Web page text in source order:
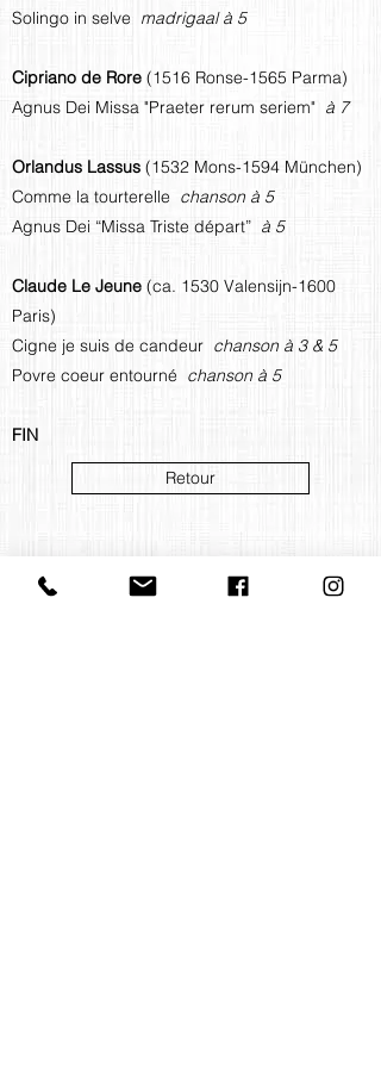
Solingo in selve madrigaal à 5
Cipriano de Rore (1516 Ronse-1565 Parma)
Agnus Dei Missa "Praeter rerum seriem" à 7
Orlandus Lassus (1532 Mons-1594 München)
Comme la tourterelle chanson à 5
Agnus Dei “Missa Triste départ” à 5
Claude Le Jeune (ca. 1530 Valensijn-1600
Paris)
Cigne je suis de candeur chanson à 3 & 5
Povre coeur entourné chanson à 5
FIN
Retour